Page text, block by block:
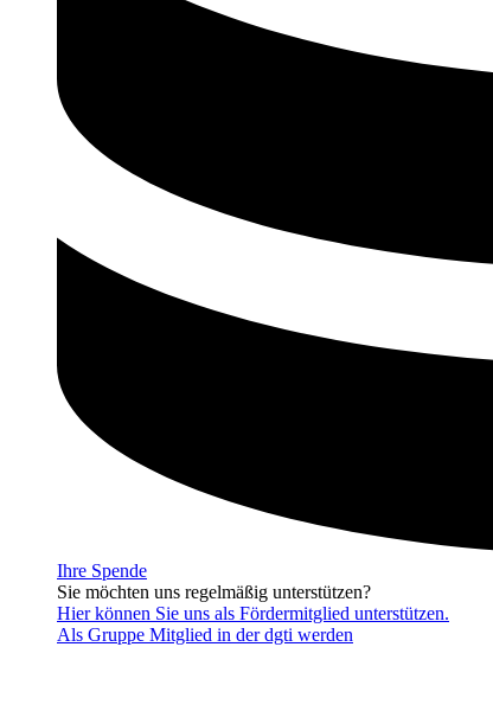
Ihre Spende
Sie möchten uns regelmäßig unterstützen?
Hier können Sie uns als Fördermitglied unterstützen.
Als Gruppe Mitglied in der dgti werden